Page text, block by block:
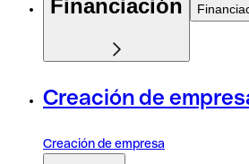
Financiación
Creación de
Creación de empresa